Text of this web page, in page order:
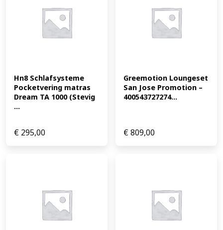
Hn8 Schlafsysteme
Pocketvering matras
Dream TA 1000 (Stevig
...
€ 295,00
Greemotion Loungeset
San Jose Promotion –
400543727274...
€809,00